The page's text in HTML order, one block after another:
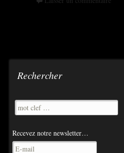
Rechercher
Recevez notre newsletter…